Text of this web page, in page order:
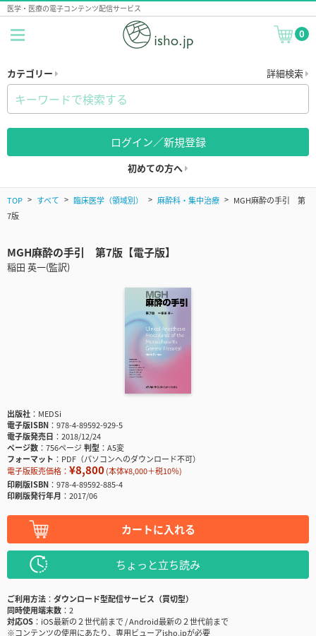
医学・医療の電子コンテンツ配信サービス
0
カテゴリー 詳細検索
ログイン／新規登録
初めての方へ
TOP すべて 臨床医学（領域別） 麻酔科・集中治療
MGH麻酔の手引 第
7版
MGH麻酔の手引 第7版【電子版】
稲田 英一(監訳)
出版社
MEDSi
電子版ISBN
978-4-89592-929-5
電子版発売日
2018/12/24
ページ数
756ページ判型
A5変
フォーマット
PDF（パソコンへのダウンロード不可）
電子版販売価格： ¥8,800(本体¥8,000＋税10％)
印刷版ISBN
978-4-89592-885-4
印刷版発行年月
2017/06
カートに入れる
ちょっと立ち読み
ご利用方法
ダウンロード型配信サービス（買切型）
同時使用端末数
2
対応OS
iOS最新の２世代前まで / Android最新の２世代前まで
※コンテンツの使用にあたり、専用ビューアisho.jpが必要